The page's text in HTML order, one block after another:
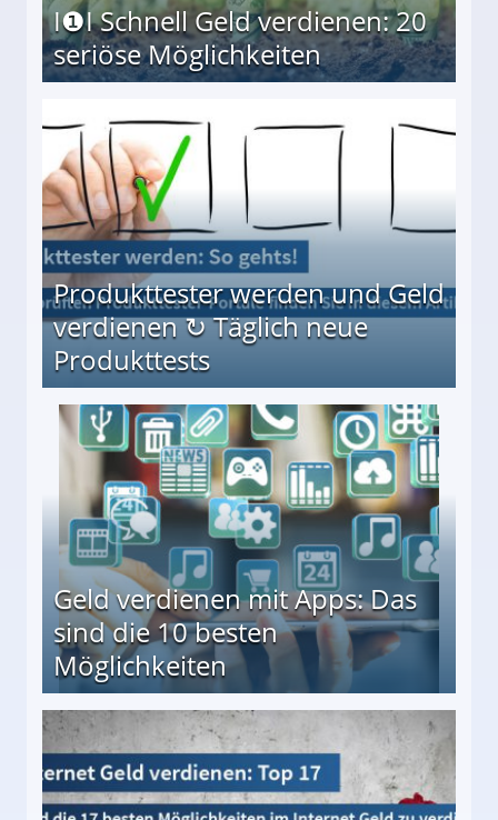
I❶I Schnell Geld verdienen: 20
seriöse Möglichkeiten
Produkttester werden und Geld
verdienen ↻ Täglich neue
Produkttests
↻ Täglich neue Produkttests
Geld verdienen mit Apps: Das
sind die 10 besten
Möglichkeiten
besten Möglichkeiten